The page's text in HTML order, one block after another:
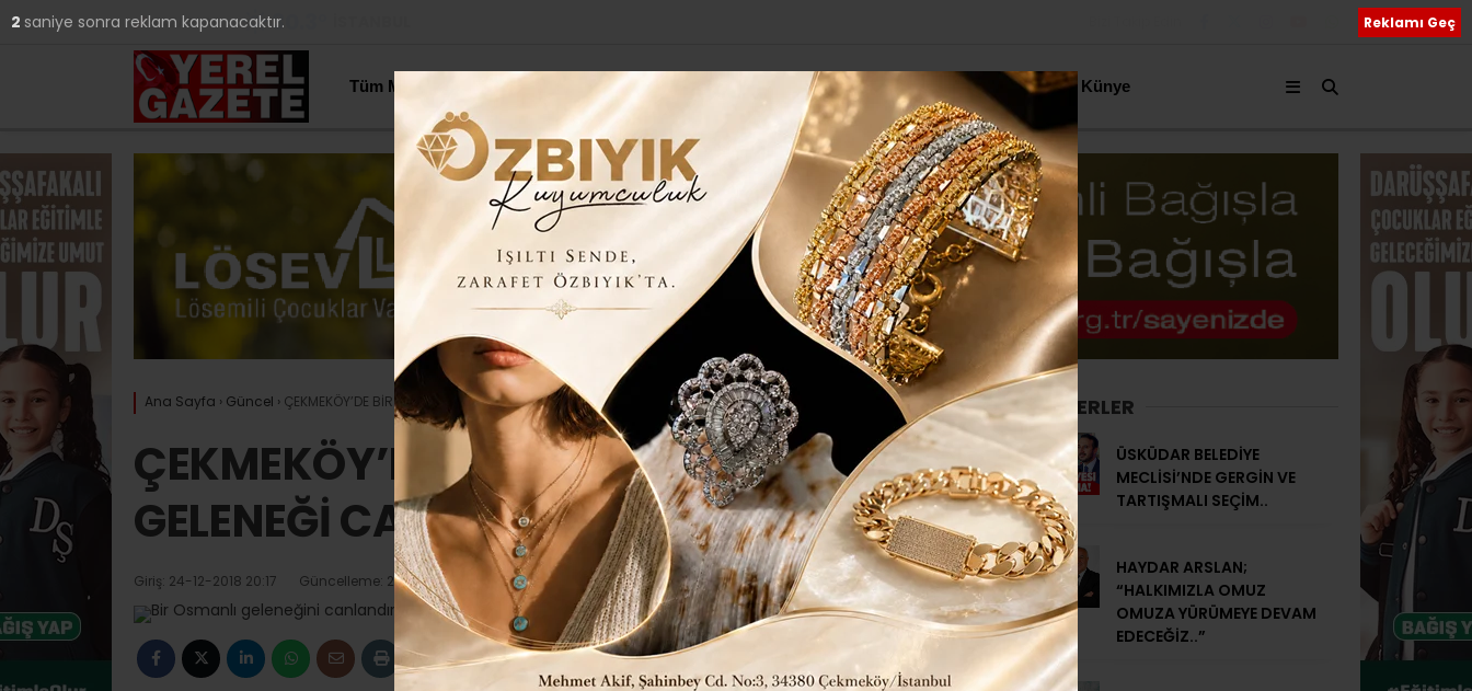
YAZARLAR 30.3
Tüm Manşetler Yerel Haberler Genel Siyaset Kültür Sanat Hakkımızda Künye
Ana Sayfa › Güncel › ÇEKMEKÖY’DE BİR OSMANLI GELENEĞİ CANLANDI..
ÇEKMEKÖY’DE BİR OSMANLI
GELENEĞİ CANLANDI..
Giriş: 24-12-2018 20:17 Güncelleme: 24-12-2018 20:17 574 Güncel İLÇELERDEN HABERLER
SON HABERLER
ÜSKÜDAR BELEDİYE
MECLİSİ’NDE GERGİN VE
TARTIŞMALI SEÇİM..
HAYDAR ARSLAN;
“HALKIMIZLA OMUZ
OMUZA YÜRÜMEYE DEVAM
EDECEĞİZ..”
1 saniye sonra reklam kapanacaktır. Reklamı Geç